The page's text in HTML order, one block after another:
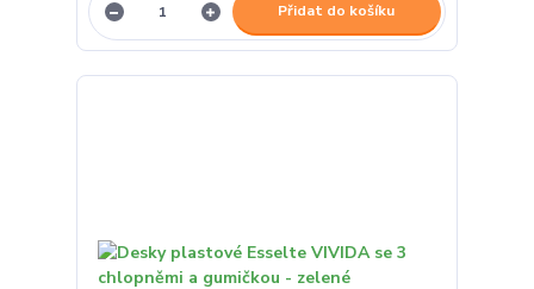
Přidat do košíku